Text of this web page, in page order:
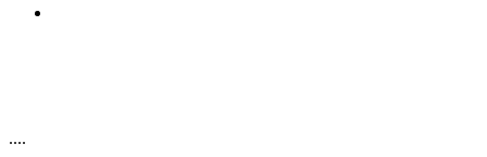
....